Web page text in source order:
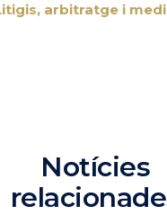
arbitratge i
Notícies